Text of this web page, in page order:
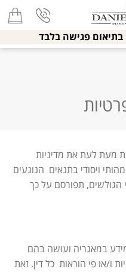
בתיאום פגישה בלבד
מעת לעת את מדיניות
ויסודי בתנאים הנוגעים
הגולשים, תפורסם על כך
במאגריה ועושה בהם
ו/או פי הוראות כל דין. זאת